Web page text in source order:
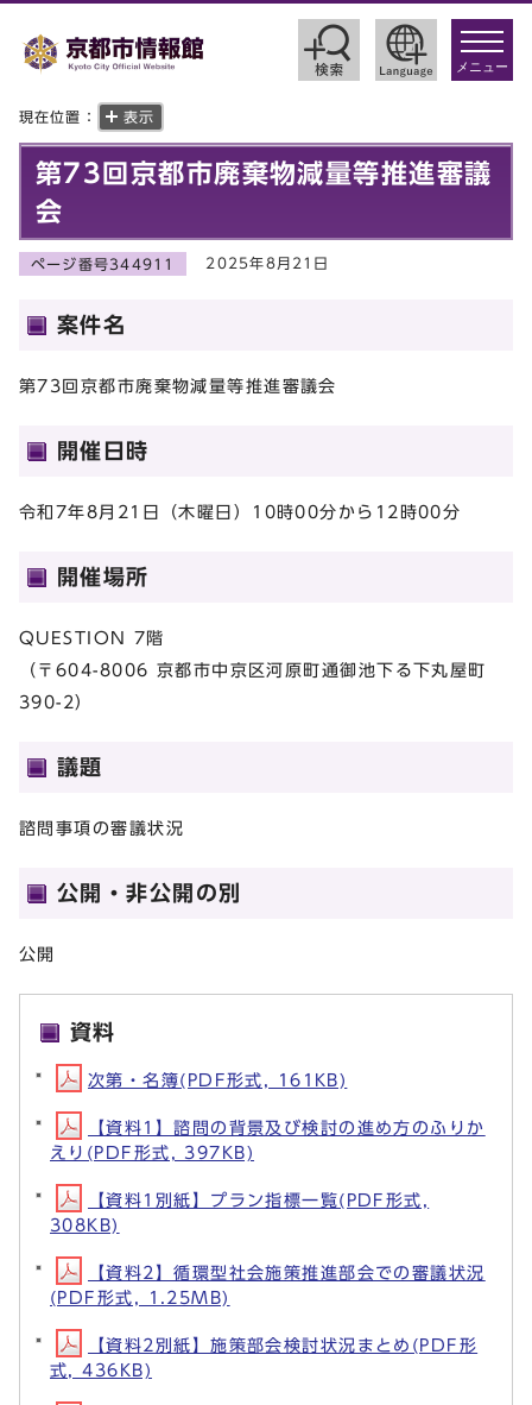
toggle
メニュー
現在位置： 表示
第73回京都市廃棄物減量等推進審議
会
ページ番号344911 2025年8月21日
案件名
第73回京都市廃棄物減量等推進審議会
開催日時
令和7年8月21日（木曜日）10時00分から12時00分
開催場所
QUESTION 7階
（〒604-8006 京都市中京区河原町通御池下る下丸屋町
390-2）
議題
諮問事項の審議状況
公開・非公開の別
公開
資料
次第・名簿(PDF形式, 161KB)
【資料1】諮問の背景及び検討の進め方のふりか
えり(PDF形式, 397KB)
【資料1別紙】プラン指標一覧(PDF形式,
308KB)
【資料2】循環型社会施策推進部会での審議状況
(PDF形式, 1.25MB)
【資料2別紙】施策部会検討状況まとめ(PDF形
式, 436KB)